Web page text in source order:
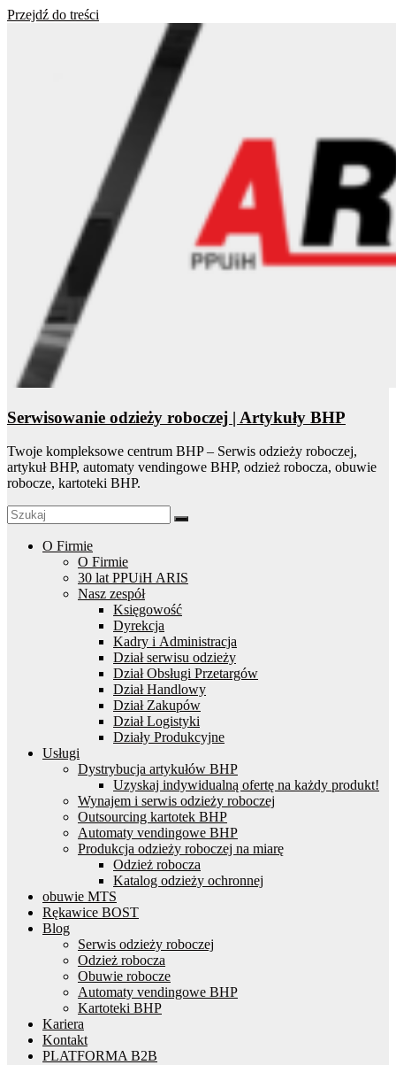
Przejdź do treści
Serwisowanie odzieży roboczej | Artykuły BHP
Twoje kompleksowe centrum BHP – Serwis odzieży roboczej,
artykuł BHP, automaty vendingowe BHP, odzież robocza, obuwie
robocze, kartoteki BHP.
O Firmie
O Firmie
30 lat PPUiH ARIS
Nasz zespół
Księgowość
Dyrekcja
Kadry i Administracja
Dział serwisu odzieży
Dział Obsługi Przetargów
Dział Handlowy
Dział Zakupów
Dział Logistyki
Działy Produkcyjne
Usługi
Dystrybucja artykułów BHP
Uzyskaj indywidualną ofertę na każdy produkt!
Wynajem i serwis odzieży roboczej
Outsourcing kartotek BHP
Automaty vendingowe BHP
Produkcja odzieży roboczej na miarę
Odzież robocza
Katalog odzieży ochronnej
obuwie MTS
Rękawice BOST
Blog
Serwis odzieży roboczej
Odzież robocza
Obuwie robocze
Automaty vendingowe BHP
Kartoteki BHP
Kariera
Kontakt
PLATFORMA B2B